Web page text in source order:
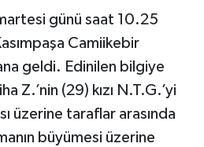
günü saat 10.25
Camiikebir
geldi. Edinilen bilgiye
Z.’nin (29) kızı N.T.G.’yi
üzerine taraflar arasında
büyümesi üzerine